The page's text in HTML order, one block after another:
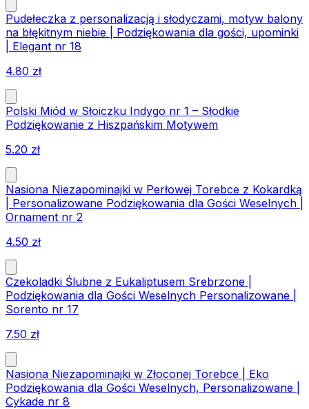
Pudełeczka z personalizacją i słodyczami, motyw balony
na błękitnym niebie | Podziękowania dla gości, upominki
| Elegant nr 18
4.80 zł
Polski Miód w Słoiczku Indygo nr 1 – Słodkie
Podziękowanie z Hiszpańskim Motywem
5.20 zł
Nasiona Niezapominajki w Perłowej Torebce z Kokardką
| Personalizowane Podziękowania dla Gości Weselnych |
Ornament nr 2
4.50 zł
Czekoladki Ślubne z Eukaliptusem Srebrzone |
Podziękowania dla Gości Weselnych Personalizowane |
Sorento nr 17
7.50 zł
Nasiona Niezapominajki w Złoconej Torebce | Eko
Podziękowania dla Gości Weselnych, Personalizowane |
Cykade nr 8